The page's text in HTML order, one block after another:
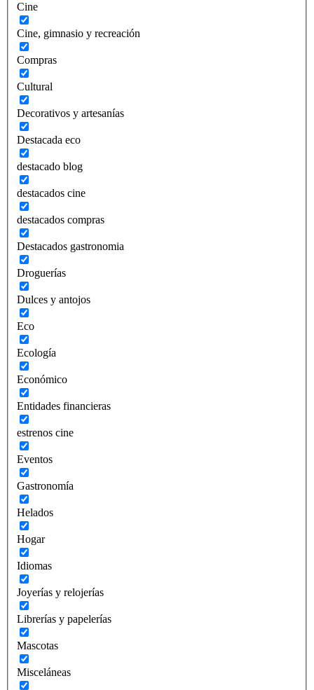
Cine
Cine, gimnasio y recreación
Compras
Cultural
Decorativos y artesanías
Destacada eco
destacado blog
destacados cine
destacados compras
Destacados gastronomia
Droguerías
Dulces y antojos
Eco
Ecología
Económico
Entidades financieras
estrenos cine
Eventos
Gastronomía
Helados
Hogar
Idiomas
Joyerías y relojerías
Librerías y papelerías
Mascotas
Misceláneas